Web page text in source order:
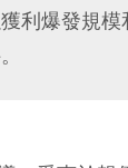
利爆發規模